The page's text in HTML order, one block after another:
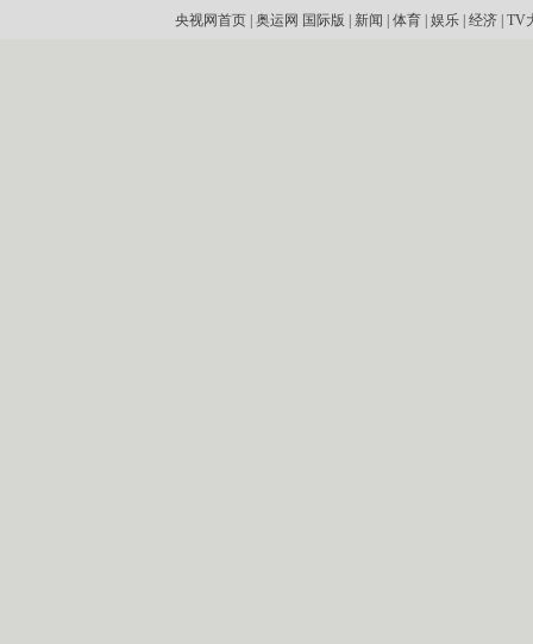
央视网首页| 奥运网 国际版 新闻 体育| 娱乐| 经济| TV